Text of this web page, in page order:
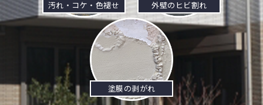
汚れ・コケ・色褪せ 外壁のヒビ割れ
塗膜の剥がれ